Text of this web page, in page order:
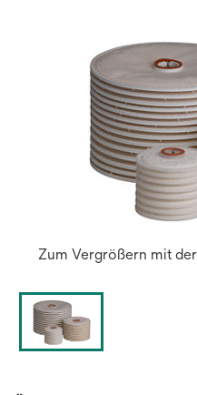
Zum Vergrößern mit